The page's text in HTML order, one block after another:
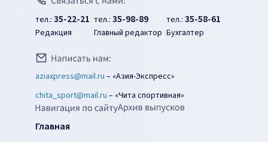
тел.: 35-22-21
Редакция
тел.: 35-98-89
Главный редактор
тел.: 35-58-61
Бухгалтер
aziaxpress@mail.ru – «Азия-Экспресс»
chita_sport@mail.ru – «Чита спортивная»
Главная